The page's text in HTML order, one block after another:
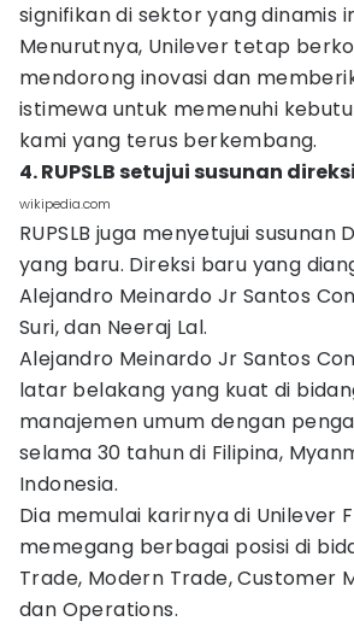
signifikan di sektor yang dinamis
Menurutnya, Unilever tetap
mendorong inovasi dan
istimewa untuk memenuhi
kami yang terus berkembang.
4. RUPSLB setujui susunan
wikipedia.com
RUPSLB juga menyetujui susunan
yang baru. Direksi baru yang
Alejandro Meinardo Jr Santos
Suri, dan Neeraj Lal.
Alejandro Meinardo Jr Santos
latar belakang yang kuat di
manajemen umum dengan
selama 30 tahun di Filipina,
Indonesia.
Dia memulai karirnya di Unilever
memegang berbagai posisi di
Trade, Modern Trade, Customer
dan Operations.